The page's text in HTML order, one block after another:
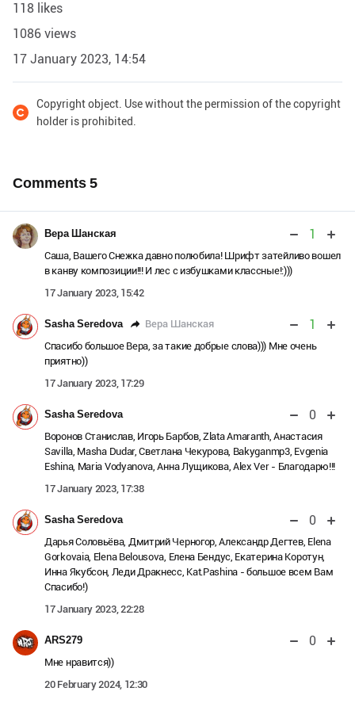
118 likes
1086 views
17 January 2023, 14:54
Copyright object. Use without the permission of the copyright
holder is prohibited.
Comments5
Вера Шанская 1
Саша, Вашего Снежка давно полюбила! Шрифт затейливо вошел
в канву композиции!!! И лес с избушками классные!:)))
17 January 2023, 15:42
Sasha Seredova Вера Шанская 1
Спасибо большое Вера, за такие добрые слова))) Мне очень
приятно))
17 January 2023, 17:29
Sasha Seredova 0
Воронов Станислав, Игорь Барбов, Zlata Amaranth, Анастасия
Savilla, Masha Dudar, Светлана Чекурова, Bakyganmp3, Evgenia
Eshina, Maria Vodyanova, Анна Лущикова, Alex Ver - Благодарю!!!
17 January 2023, 17:38
Sasha Seredova 0
Дарья Соловьёва, Дмитрий Черногор, Александр Дегтев, Elena
Gorkovaia, Elena Belousova, Елена Бендус, Екатерина Коротун,
Инна Якубсон, Леди Дракнесс, Kat.Pashina - большое всем Вам
Спасибо!)
17 January 2023, 22:28
ARS279 0
Мне нравится))
20 February 2024, 12:30